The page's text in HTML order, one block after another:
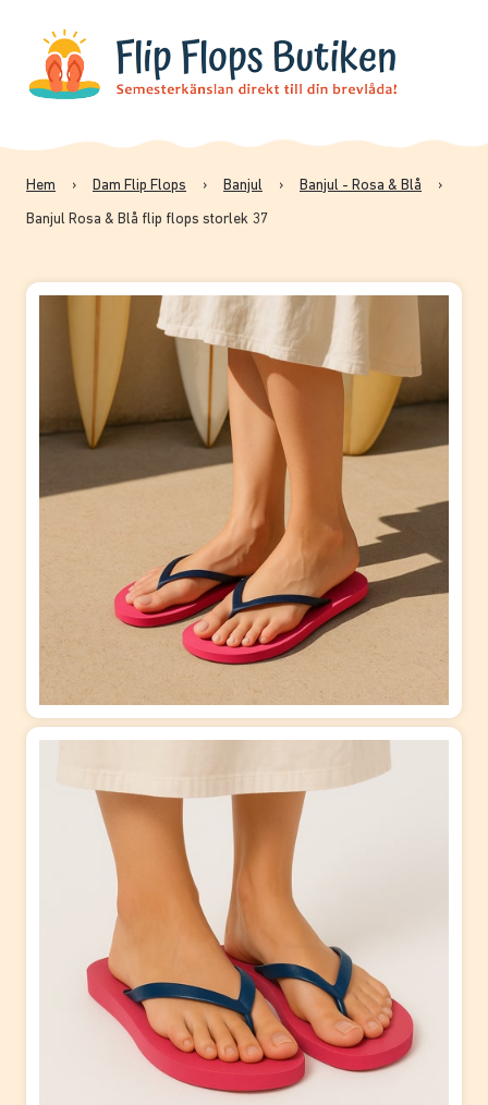
Hem › Dam Flip Flops › Banjul › Banjul - Rosa & Blå ›
Banjul Rosa & Blå flip flops storlek 37